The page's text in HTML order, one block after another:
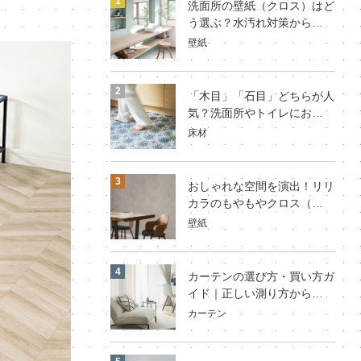
洗面所の壁紙（クロス）はど
う選ぶ？水汚れ対策から…
壁紙
「木目」「石目」どちらが人
気？洗面所やトイレにお…
床材
おしゃれな空間を演出！リリ
カラのもやもやクロス（…
壁紙
カーテンの選び方・買い方ガ
イド｜正しい測り方から…
カーテン